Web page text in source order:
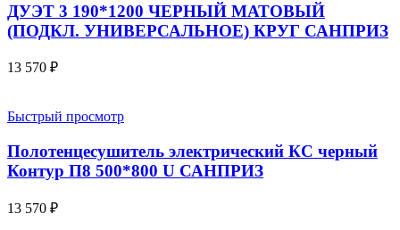
ДУЭТ 3 190*1200 ЧЕРНЫЙ МАТОВЫЙ
(ПОДКЛ. УНИВЕРСАЛЬНОЕ) КРУГ САНПРИЗ
13 570 ₽
Быстрый просмотр
Полотенцесушитель электрический КС черный
Контур П8 500*800 U САНПРИЗ
13 570 ₽